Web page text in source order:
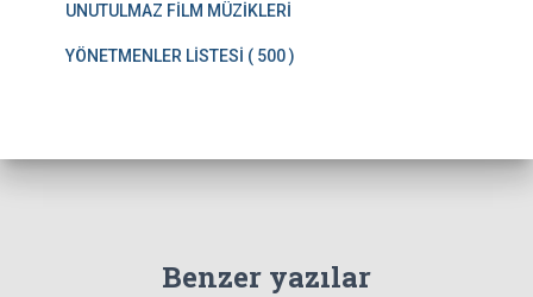
UNUTULMAZ FİLM MÜZİKLERİ
YÖNETMENLER LİSTESİ ( 500 )
Benzer yazılar